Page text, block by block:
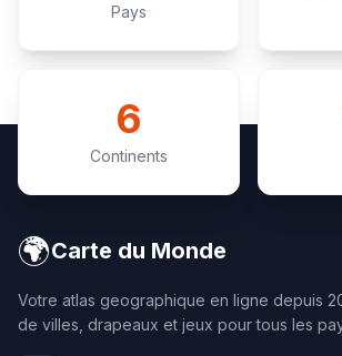
Pays
6
Continents
🌍Carte du Monde
Votre atlas geographique en ligne depuis
de villes, drapeaux et jeux pour tous les